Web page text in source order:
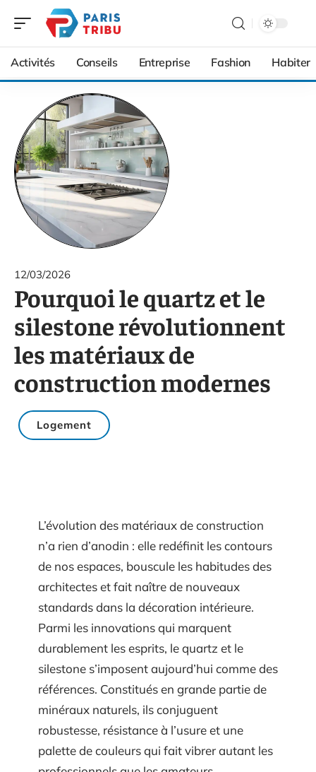
Activités Conseils Entreprise Fashion Habiter
12/03/2026
Pourquoi le quartz et le
silestone révolutionnent
les matériaux de
construction modernes
Logement
L’évolution des matériaux de construction
n’a rien d’anodin : elle redéfinit les contours
de nos espaces, bouscule les habitudes des
architectes et fait naître de nouveaux
standards dans la décoration intérieure.
Parmi les innovations qui marquent
durablement les esprits, le quartz et le
silestone s’imposent aujourd’hui comme des
références. Constitués en grande partie de
minéraux naturels, ils conjuguent
robustesse, résistance à l’usure et une
palette de couleurs qui fait vibrer autant les